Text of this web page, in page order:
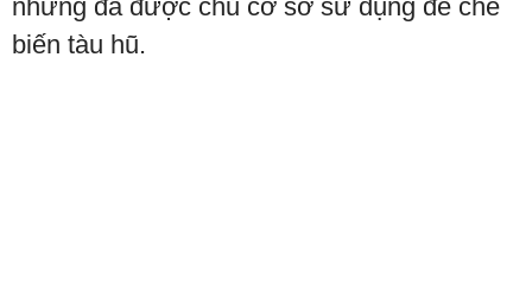
nhưng đã được chủ cơ sở sử dụng để chế
biến tàu hũ.